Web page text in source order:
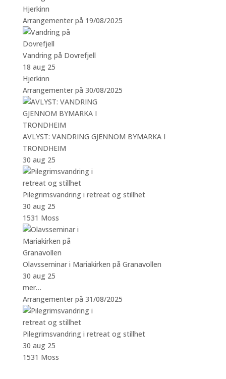
Hjerkinn
Arrangementer på 19/08/2025
Vandring på Dovrefjell
18 aug 25
Hjerkinn
Arrangementer på 30/08/2025
AVLYST: VANDRING GJENNOM BYMARKA I
TRONDHEIM
30 aug 25
Pilegrimsvandring i retreat og stillhet
30 aug 25
1531 Moss
Olavsseminar i Mariakirken på Granavollen
30 aug 25
mer…
Arrangementer på 31/08/2025
Pilegrimsvandring i retreat og stillhet
30 aug 25
1531 Moss